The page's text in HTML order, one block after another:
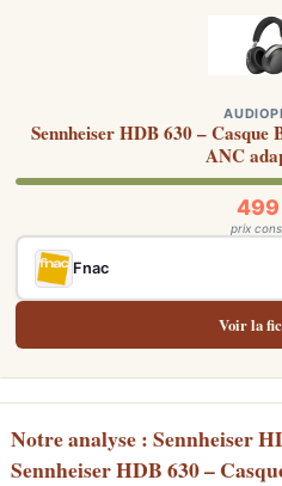
Sennheiser HDB 630 – Casque
ANC
499
prix
Fnac
Voir la
Notre analyse : Sennheiser
Sennheiser HDB 630 –